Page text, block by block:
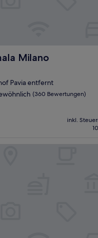
Milano
Milano
Pavia entfernt
(360 Bewertungen)
inkl.